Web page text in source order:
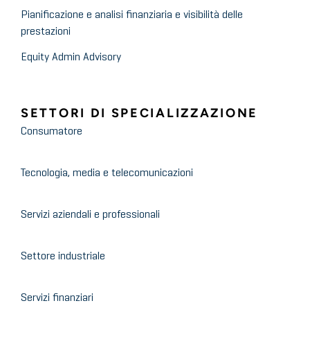
Pianificazione e analisi finanziaria e visibilità delle
prestazioni
Equity Admin Advisory
SETTORI DI SPECIALIZZAZIONE
Consumatore
Tecnologia, media e telecomunicazioni
Servizi aziendali e professionali
Settore industriale
Servizi finanziari